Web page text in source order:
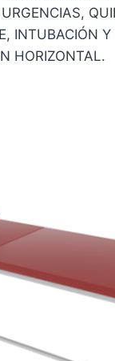
INTUBACIÓN Y
HORIZONTAL.